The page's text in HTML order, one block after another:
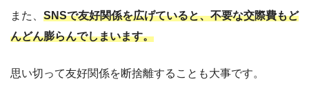
また、 SNSで友好関係を広げていると、不要な交際費もど
んどん膨らんでしまいます。
思い切って友好関係を断捨離することも大事です。